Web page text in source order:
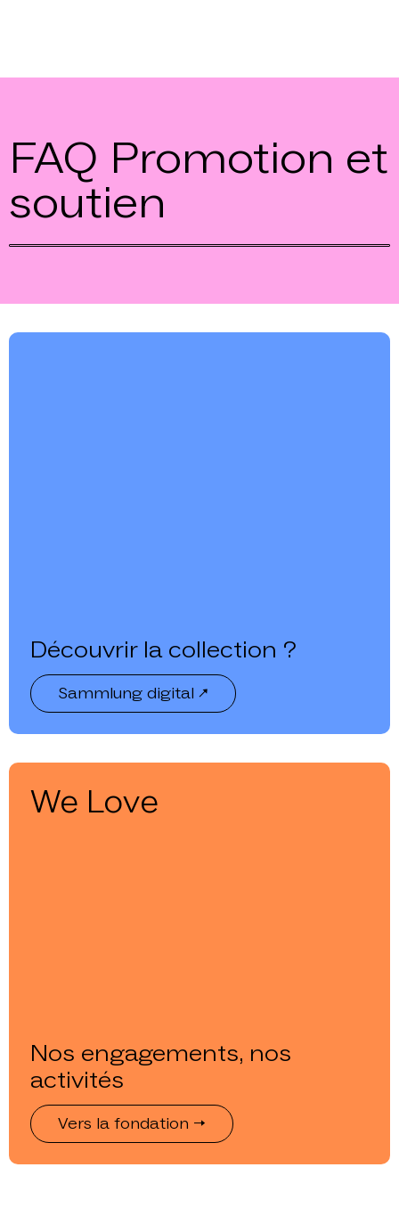
FAQ Promotion et
soutien
Découvrir la collection ?
Sammlung digital ↗
We Love
Nos engagements, nos
activités
Vers la fondation →